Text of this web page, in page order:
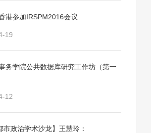
港参加IRSPM2016会议
19
务学院公共数据库研究工作坊（第一
12
市政治学术沙龙】王慧玲：